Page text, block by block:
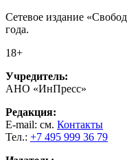
Сетевое издание
года.
18+
Учредитель:
АНО «ИнПресс»
Редакция:
E-mail: см. Контакты
Тел.: +7 495 999 36 79